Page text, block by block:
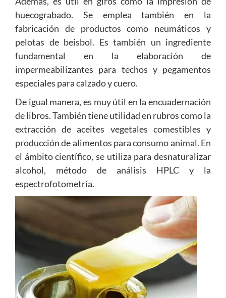
huecograbado. Se emplea también en la
fabricación de productos como neumáticos y
pelotas de beisbol. Es también un ingrediente
fundamental en la elaboración de
impermeabilizantes para techos y pegamentos
especiales para calzado y cuero.
De igual manera, es muy útil en la encuadernación
de libros. También tiene utilidad en rubros como la
extracción de aceites vegetales comestibles y
producción de alimentos para consumo animal. En
el ámbito científico, se utiliza para desnaturalizar
alcohol, método de análisis HPLC y la
espectrofotometría.